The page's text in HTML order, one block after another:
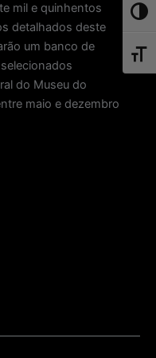
mil e quinhentos
detalhados deste
um banco de
do Museu do
maio e dezembro